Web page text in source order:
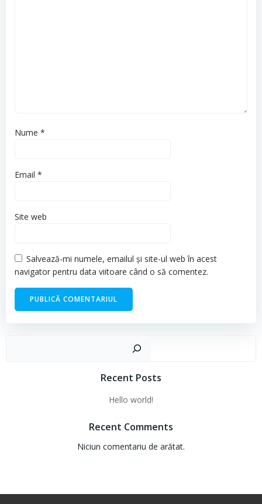
Nume *
Email *
Site web
Salvează-mi numele, emailul și site-ul web în acest
navigator pentru data viitoare când o să comentez.
Recent Posts
Hello world!
Recent Comments
Niciun comentariu de arătat.